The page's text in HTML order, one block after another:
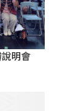
明會